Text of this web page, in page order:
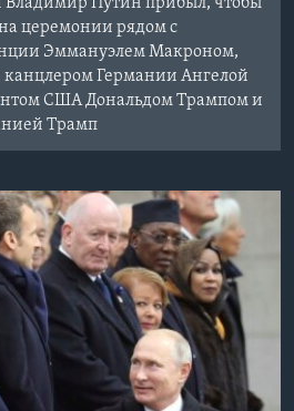
на церемонии рядом с
Эммануэлем Макроном,
Германии Ангелой
США Дональдом Трампом и
Трамп